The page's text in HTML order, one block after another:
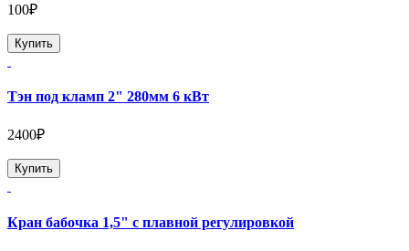
100₽
Купить
Тэн под кламп 2" 280мм 6 кВт
2400₽
Купить
Кран бабочка 1,5" с плавной регулировкой